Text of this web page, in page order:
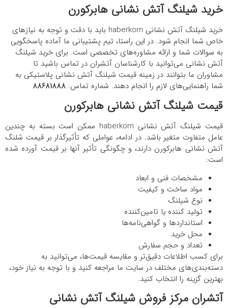
خرید شیلنگ آتش نشانی هابرکورن
خرید شیلنگ آتش نشانی haberkorn باید با دقت و توجه به نیازهای
خاص شما انجام شود. در این راستا، تیم پشتیبانی ما آماده پاسخگویی
به سوالات شما و ارائه مشاوره‌های تخصصی است. برای خرید شیلنگ
آتش نشانی می‌توانید با کارشناسان آتشران در تماس باشید تا
مشاوران ما بتوانند در زمینهقیمت شیلنگ آتش نشانی پلاستیکیبه
شما راهنمایی‌های لازم را انجام دهند. شماره تماس:88681888
قیمت شیلنگ آتش نشانی هابرکورن
قیمت شیلنگ آتش نشانی haberkorn ممکن است بسته به چندین
عامل متفاوت متغیر باشد. در ادامه، عواملی که تأثیرگذار بر قیمت شلنگ
آتش نشانی هابرکورن دارند، و چگونگی تأثیر آنها بر قیمت آورده شده
است:
مشخصات فنی و ابعاد
مواد ساخت و کیفیت
نوع شیلنگ
تولید کننده یا تامین‌کننده
استانداردها و گواهی‌نامه‌ها
محل خرید
تعداد و حجم سفارش
برای کسب اطلاعات دقیق‌تر و مقایسه قیمت‌ها، می‌توانید به
دسته‌بندی‌های مختلف در سایت ما مراجعه کنید و با توجه به نیاز خود،
بهترین گزینه را انتخاب کنید.
آتشران مرکز فروش شیلنگ آتش نشانی